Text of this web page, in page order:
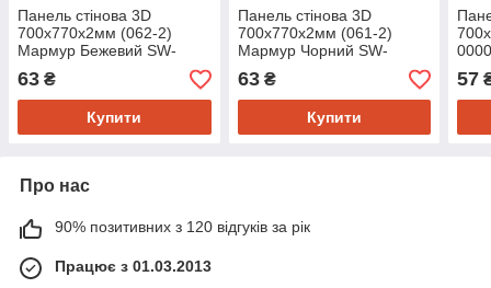
Панель стінова 3D
700х770х2мм (062-2)
Мармур Бежевий SW-
00001911
63 ₴
Купити
Панель стінова 3D
700х770х2мм (061-2)
Мармур Чорний SW-
00001912
63₴
Купити
57
Про нас
90% позитивних з 120 відгуків за рік
Працює з 01.03.2013